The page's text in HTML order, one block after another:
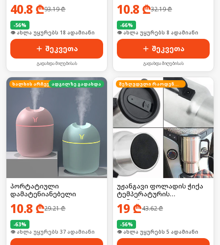
40.8 ₾93.19₾
-56%
🛒 ბოლო 24სთ-ში იყიდა 28-მა
შეკვეთა
გადახდა მიღებისას
10.8 ₾32.19₾
-66%
🛒 ბოლო 24სთ-ში იყიდა 15-მა
შეკვეთა
გადახდა მიღებისას
ხალხის არჩევანი
ადგილზე გადახდა
პორტატიული
დამატენიანებელი
10.8 ₾29.21₾
-63%
🛒 ბოლო 24სთ-ში იყიდა 9-მა
შეზღუდული რაოდენობა
უჟანგავი ფოლადის ჭიქა
ტემპერატურის
კონტროლით
19 ₾43.62₾
-56%
🛒 ბოლო 24სთ-ში იყიდა 7-მა